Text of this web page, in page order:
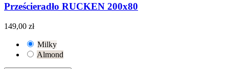
Prześcieradło RUCKEN 200x80
149,00 zł
Milky
Almond